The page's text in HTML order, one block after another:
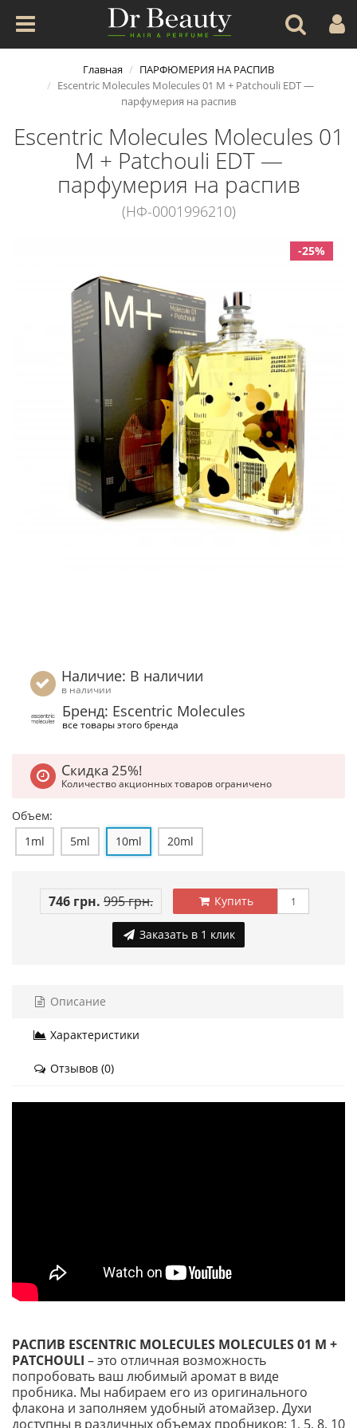
Главная
ПАРФЮМЕРИЯ НА РАСПИВ
Escentric Molecules Molecules 01 M + Patchouli EDT —
парфумерия на распив
Escentric Molecules Molecules 01
M + Patchouli EDT —
парфумерия на распив
(НФ-0001996210)
-25%
Наличие: В наличии
в наличии
Бренд: Escentric Molecules
все товары этого бренда
Скидка 25%!
Количество акционных товаров ограничено
Объем:
1ml
5ml 10ml 20ml
746 грн. 995 грн. Купить
Заказать в 1 клик
Описание
Характеристики
Отзывов (0)
РАСПИВ ESCENTRIC MOLECULES MOLECULES 01 M +
PATCHOULI – это отличная возможность
попробовать ваш любимый аромат в виде
пробника. Мы набираем его из оригинального
флакона и заполняем удобный атомайзер. Духи
доступны в различных объемах пробников: 1, 5, 8, 10